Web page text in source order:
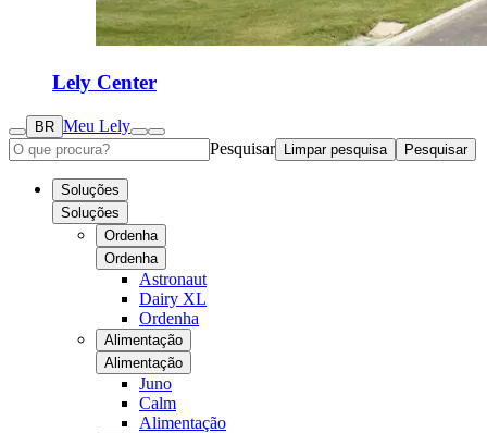
Lely Center
BR Meu Lely
Pesquisar
Limpar pesquisa Pesquisar
Soluções
Soluções
Ordenha
Ordenha
Astronaut
Dairy XL
Ordenha
Alimentação
Alimentação
Juno
Calm
Alimentação